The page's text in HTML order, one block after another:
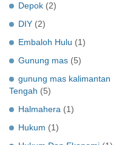
Depok (2)
DIY (2)
Embaloh Hulu (1)
Gunung mas (5)
gunung mas kalimantan
Tengah (5)
Halmahera (1)
Hukum (1)